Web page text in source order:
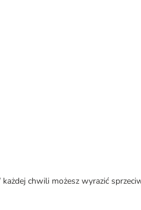
chwili możesz wyrazić